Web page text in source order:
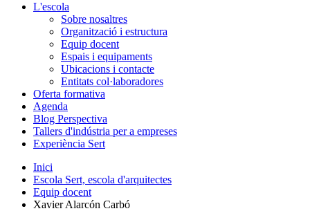
L'escola
Sobre nosaltres
Organització i estructura
Equip docent
Espais i equipaments
Ubicacions i contacte
Entitats col·laboradores
Oferta formativa
Agenda
Blog Perspectiva
Tallers d'indústria per a empreses
Experiència Sert
Inici
Escola Sert, escola d'arquitectes
Equip docent
Xavier Alarcón Carbó